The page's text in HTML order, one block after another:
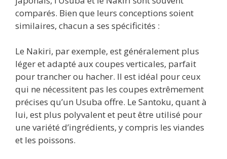
comparés. Bien que leurs conceptions soient
similaires, chacun a ses spécificités :
Le Nakiri, par exemple, est généralement plus
léger et adapté aux coupes verticales, parfait
pour trancher ou hacher. Il est idéal pour ceux
qui ne nécessitent pas les coupes extrêmement
précises qu’un Usuba offre. Le Santoku, quant à
lui, est plus polyvalent et peut être utilisé pour
une variété d’ingrédients, y compris les viandes
et les poissons.